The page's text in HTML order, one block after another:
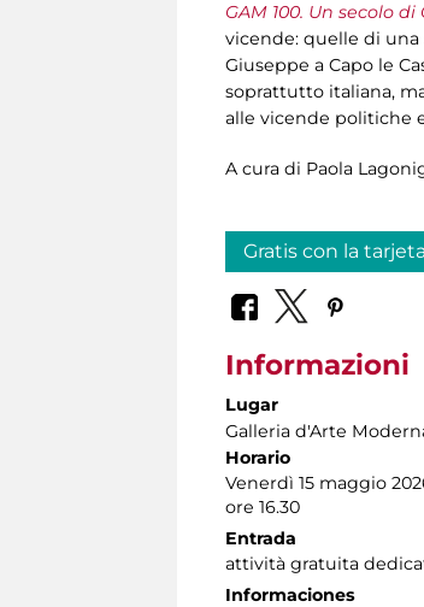
GAM 100. Un secolo
vicende: quelle di una
Giuseppe a Capo le
soprattutto italiana,
alle vicende politiche
A cura di Paola
Gratis con la
Informazioni
Lugar
Galleria d'Arte
Horario
Venerdì 15 maggio
ore 16.30
Entrada
attività gratuita
Informaciones